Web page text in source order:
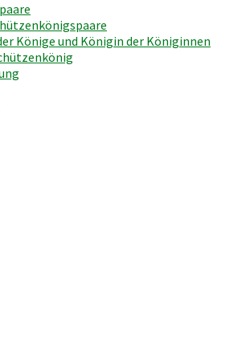
Könige und Königin der Königinnen